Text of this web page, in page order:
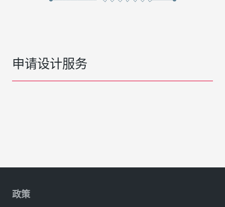
申请设计服务
政策